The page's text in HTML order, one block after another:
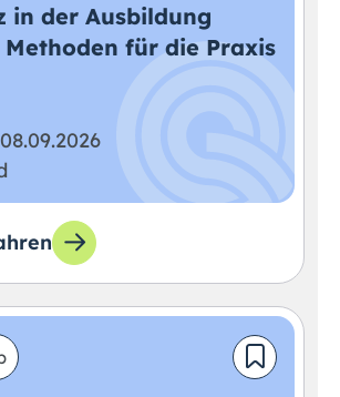
in der Ausbildung
für die Praxis